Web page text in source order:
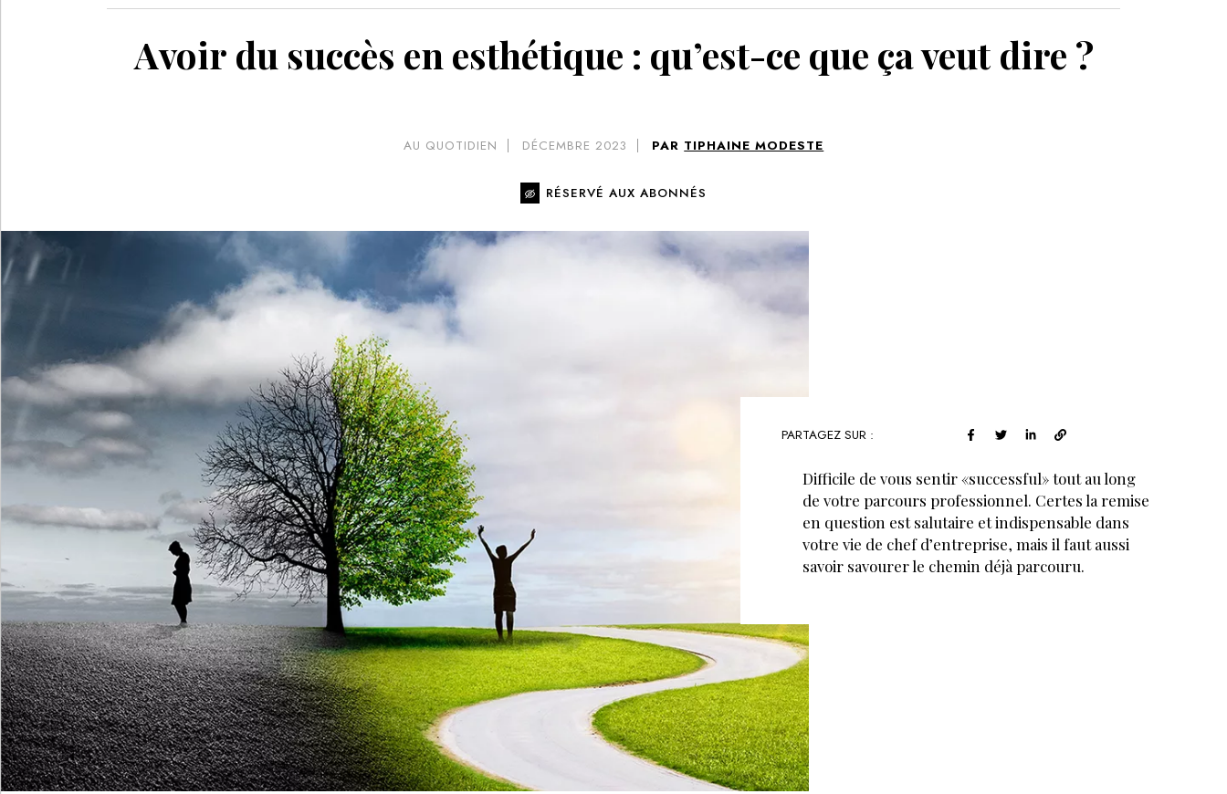
Avoir du succès en esthétique : qu’est-ce que ça veut dire ?
AU QUOTIDIEN DÉCEMBRE 2023 PAR TIPHAINE MODESTE
RÉSERVÉ AUX ABONNÉS
PARTAGEZ SUR :
Difficile de vous sentir «successful» tout au long
de votre parcours professionnel. Certes la remise
en question est salutaire et indispensable dans
votre vie de chef d’entreprise, mais il faut aussi
savoir savourer le chemin déjà parcouru.